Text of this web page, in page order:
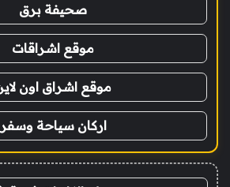
صحيفة برق
موقع اشراقات
موقع اشراق اون
اركان سياحة وسفر